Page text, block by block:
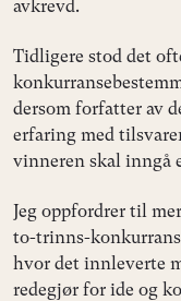
avkrevd.
Tidligere stod det
dersom forfatter av
erfaring med
vinneren skal inngå
Jeg oppfordrer til
to-trinns-
hvor det innleverte
redegjør for ide og